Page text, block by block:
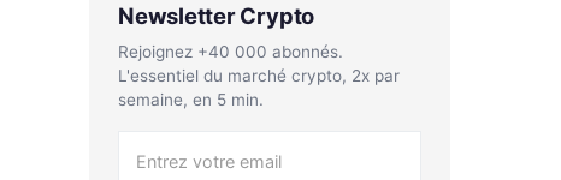
Newsletter Crypto
Rejoignez +40 000 abonnés.
L'essentiel du marché crypto, 2x par
semaine, en 5 min.